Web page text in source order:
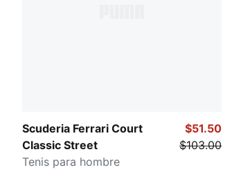
Scuderia Ferrari Court
Classic Street
Tenis para hombre
$51.50
$103.00